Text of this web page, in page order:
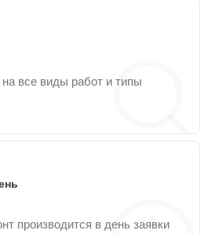
все виды работ и типы
производится в день заявки